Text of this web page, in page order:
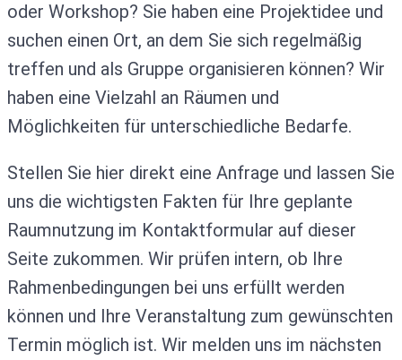
oder Workshop? Sie haben eine Projektidee und
suchen einen Ort, an dem Sie sich regelmäßig
treffen und als Gruppe organisieren können? Wir
haben eine Vielzahl an Räumen und
Möglichkeiten für unterschiedliche Bedarfe.
Stellen Sie hier direkt eine Anfrage und lassen Sie
uns die wichtigsten Fakten für Ihre geplante
Raumnutzung im Kontaktformular auf dieser
Seite zukommen. Wir prüfen intern, ob Ihre
Rahmenbedingungen bei uns erfüllt werden
können und Ihre Veranstaltung zum gewünschten
Termin möglich ist. Wir melden uns im nächsten